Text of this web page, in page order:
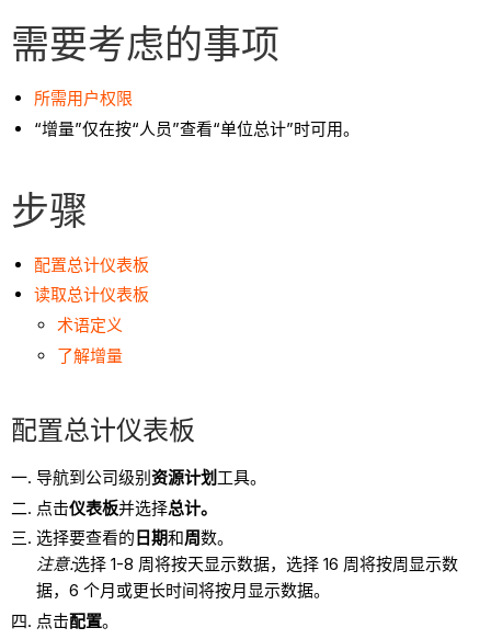
需要考虑的事项
所需用户权限
“增量”仅在按“人员”查看“单位总计”时可用。
步骤
配置总计仪表板
读取总计仪表板
术语定义
了解增量
配置总计仪表板
导航到公司级别资源计划 工具。
点击仪表板并选择总计。
选择要查看的 日期和周数。
注意:选择 1-8 周将按天显示数据，选择 16 周将按周显示数
据，6 个月或更长时间将按月显示数据。
点击配置。